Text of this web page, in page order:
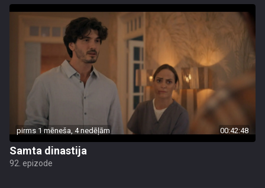
pirms 1 mēneša, 4 nedēļām 00:42:48
Samta dinastija
92. epizode